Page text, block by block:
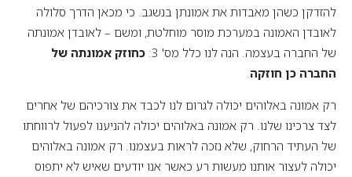
להזדקן כשהן מאבדות את אמונתן בנשגב. כי מכאן הדרך סלולה
לאובדן האמונה במערכת מוסר מוחלטת, ומשם – לאובדן אמונתה
של החברה בעצמה. הנה לנו כלל מס' 3:
כחוזק אמונתה של
החברה כן חוזקה
רק אמונה באלוהים יכולה לגרום לנו לכבד את צורכיהם של אחרים
לצד צרכינו שלנו. רק אמונה באלוהים יכולה להניענו לפעול לרווחתו
של העתיד הרחוק, שלא נזכה לראות בעצמנו. רק אמונה באלוהים
יכולה לעצור אותנו מעשות רע כאשר אנו יודעים שאיש לא יתפוס